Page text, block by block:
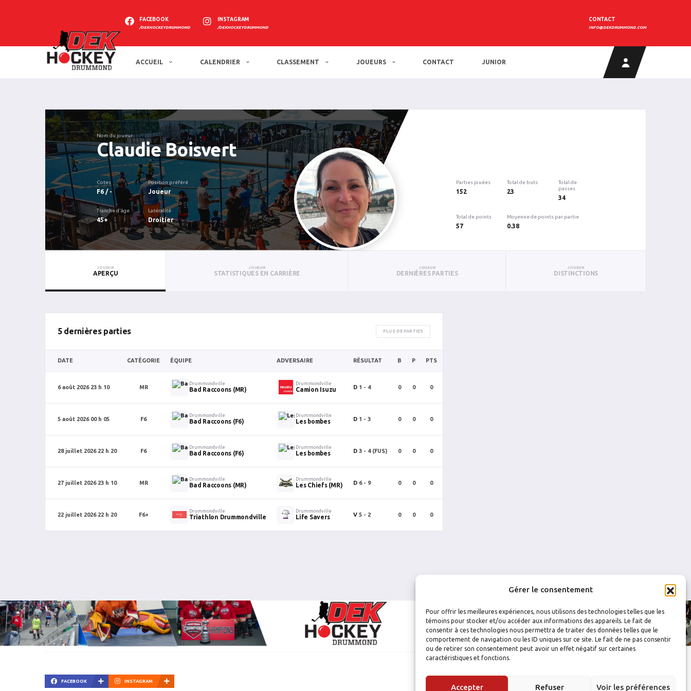
Gérer le consentement
Pour offrir les meilleures expériences, nous utilisons des technologies telles que les
témoins pour stocker et/ou accéder aux informations des appareils. Le fait de
consentir à ces technologies nous permettra de traiter des données telles que le
comportement de navigation ou les ID uniques sur ce site. Le fait de ne pas consentir
ou de retirer son consentement peut avoir un effet négatif sur certaines
caractéristiques et fonctions.
Accepter Refuser Voir les préférences
FACEBOOK
/DEKHOCKEYDRUMMOND
INSTAGRAM
/DEKHOCKEYDRUMMOND
CONTACT
INFO@DEKDRUMMOND.COM
ACCUEIL CALENDRIER CLASSEMENT JOUEURS CONTACT JUNIOR
Nom du joueur
Claudie Boisvert
Cotes
F6 / -
Position préféré
Joueur
Tranche d'âge
45+
Latéralité
Droitier
Parties jouées
152
Total de buts
23
Total de
passes
34
Total de points
57
Moyenne de points par partie
0.38
JOUEUR
APERÇU
JOUEUR
STATISTIQUES EN CARRIÈRE
JOUEUR
DERNIÈRES PARTIES
JOUEUR
DISTINCTIONS
5 dernières parties PLUS DE PARTIES
DATE CATÉGORIE ÉQUIPE ADVERSAIRE RÉSULTAT B P PTS
6 août 2026 23 h 10 MR
Drummondville
Bad Raccoons (MR)
Drummondville
Camion Isuzu D 1 - 4 0 0 0
5 août 2026 00 h 05 F6
Drummondville
Bad Raccoons (F6)
Drummondville
Les bombes D 1 - 3 0 0 0
28 juillet 2026 22 h 20 F6
Drummondville
Bad Raccoons (F6)
Drummondville
Les bombes D 3 - 4 (FUS) 0 0 0
27 juillet 2026 23 h 10 MR
Drummondville
Bad Raccoons (MR)
Drummondville
Les Chiefs (MR) D 6 - 9 0 0 0
22 juillet 2026 22 h 20 F6+
Drummondville
Triathlon Drummondville
Drummondville
Life Savers V 5 - 2 0 0 0
FACEBOOK INSTAGRAM